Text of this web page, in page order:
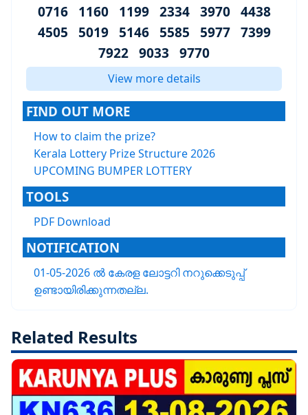
0716 1160 1199 2334 3970 4438
4505 5019 5146 5585 5977 7399
7922 9033 9770
View more details
FIND OUT MORE
How to claim the prize?
Kerala Lottery Prize Structure 2026
UPCOMING BUMPER LOTTERY
TOOLS
PDF Download
NOTIFICATION
01-05-2026 ൽ കേരള ലോട്ടറി നറുക്കെടുപ്പ്
ഉണ്ടായിരിക്കുന്നതല്ല.
Related Results